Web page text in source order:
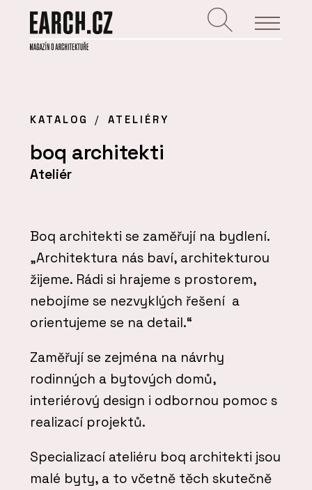
KATALOG ATELIÉRY
boq architekti
Ateliér
Boq architekti se zaměřují na bydlení.
„Architektura nás baví, architekturou
žijeme. Rádi si hrajeme s prostorem,
nebojíme se nezvyklých řešení a
orientujeme se na detail.“
Zaměřují se zejména na návrhy
rodinných a bytových domů,
interiérový design i odbornou pomoc s
realizací projektů.
Specializací ateliéru boq architekti jsou
malé byty, a to včetně těch skutečně